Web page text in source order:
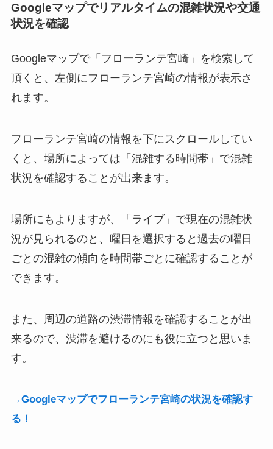
Googleマップでリアルタイムの混雑状況や交通
状況を確認
Googleマップで「フローランテ宮崎」を検索して
頂くと、左側にフローランテ宮崎の情報が表示さ
れます。
フローランテ宮崎の情報を下にスクロールしてい
くと、場所によっては「混雑する時間帯」で混雑
状況を確認することが出来ます。
場所にもよりますが、「ライブ」で現在の混雑状
況が見られるのと、曜日を選択すると過去の曜日
ごとの混雑の傾向を時間帯ごとに確認することが
できます。
また、周辺の道路の渋滞情報を確認することが出
来るので、渋滞を避けるのにも役に立つと思いま
す。
→Googleマップでフローランテ宮崎の状況を確認す
る！